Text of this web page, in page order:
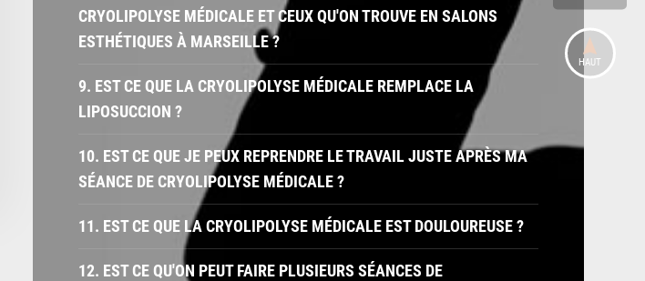
HAUT
CRYOLIPOLYSE MÉDICALE ET CEUX QU'ON TROUVE EN SALONS
ESTHÉTIQUES À MARSEILLE ?
9. EST CE QUE LA CRYOLIPOLYSE MÉDICALE REMPLACE LA
LIPOSUCCION ?
10. EST CE QUE JE PEUX REPRENDRE LE TRAVAIL JUSTE APRÈS MA
SÉANCE DE CRYOLIPOLYSE MÉDICALE ?
11. EST CE QUE LA CRYOLIPOLYSE MÉDICALE EST DOULOUREUSE ?
12. EST CE QU'ON PEUT FAIRE PLUSIEURS SÉANCES DE